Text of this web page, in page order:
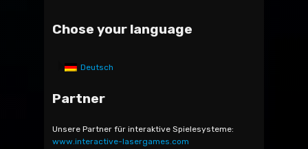
Chose your language
Deutsch
Partner
Unsere Partner für interaktive Spielesysteme:
www.interactive-lasergames.com